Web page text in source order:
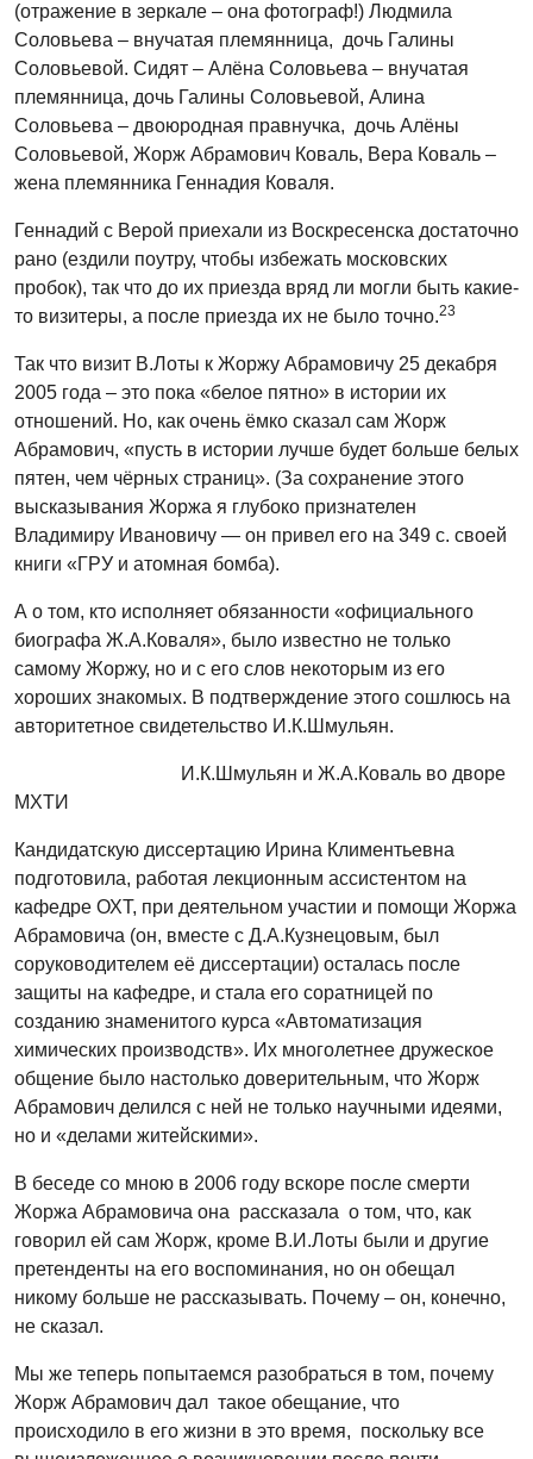
(отражение в зеркале – она фотограф!) Людмила
Соловьева – внучатая племянница, дочь Галины
Соловьевой. Сидят – Алёна Соловьева – внучатая
племянница, дочь Галины Соловьевой, Алина
Соловьева – двоюродная правнучка, дочь Алёны
Соловьевой, Жорж Абрамович Коваль, Вера Коваль –
жена племянника Геннадия Коваля.
Геннадий с Верой приехали из Воскресенска достаточно
рано (ездили поутру, чтобы избежать московских
пробок), так что до их приезда вряд ли могли быть какие-
то визитеры, а после приезда их не было точно.23
Так что визит В.Лоты к Жоржу Абрамовичу 25 декабря
2005 года – это пока «белое пятно» в истории их
отношений. Но, как очень ёмко сказал сам Жорж
Абрамович, «пусть в истории лучше будет больше белых
пятен, чем чёрных страниц». (За сохранение этого
высказывания Жоржа я глубоко признателен
Владимиру Ивановичу — он привел его на 349 с. своей
книги «ГРУ и атомная бомба).
А о том, кто исполняет обязанности «официального
биографа Ж.А.Коваля», было известно не только
самому Жоржу, но и с его слов некоторым из его
хороших знакомых. В подтверждение этого сошлюсь на
авторитетное свидетельство И.К.Шмульян.
И.К.Шмульян и Ж.А.Коваль во дворе
МХТИ
Кандидатскую диссертацию Ирина Климентьевна
подготовила, работая лекционным ассистентом на
кафедре ОХТ, при деятельном участии и помощи Жоржа
Абрамовича (он, вместе с Д.А.Кузнецовым, был
соруководителем её диссертации) осталась после
защиты на кафедре, и стала его соратницей по
созданию знаменитого курса «Автоматизация
химических производств». Их многолетнее дружеское
общение было настолько доверительным, что Жорж
Абрамович делился с ней не только научными идеями,
но и «делами житейскими».
В беседе со мною в 2006 году вскоре после смерти
Жоржа Абрамовича она рассказала о том, что, как
говорил ей сам Жорж, кроме В.И.Лоты были и другие
претенденты на его воспоминания, но он обещал
никому больше не рассказывать. Почему – он, конечно,
не сказал.
Мы же теперь попытаемся разобраться в том, почему
Жорж Абрамович дал такое обещание, что
происходило в его жизни в это время, поскольку все